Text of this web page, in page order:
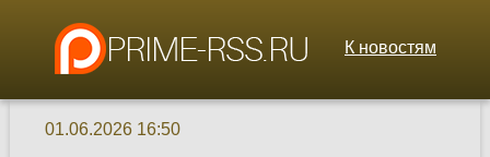
К новостям
01.06.2026 16:50